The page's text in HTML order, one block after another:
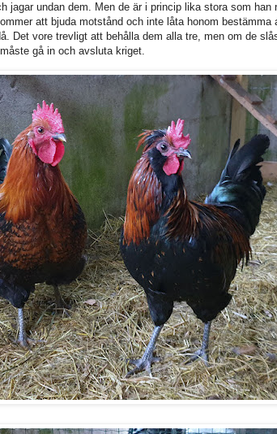
jagar undan dem. Men de är i princip lika stora som han
att bjuda motstånd och inte låta honom bestämma
Det vore trevligt att behålla dem alla tre, men om de
gå in och avsluta kriget.